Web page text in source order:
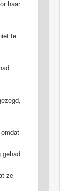
haar
te
gehad
ze